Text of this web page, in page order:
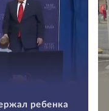
ребенка